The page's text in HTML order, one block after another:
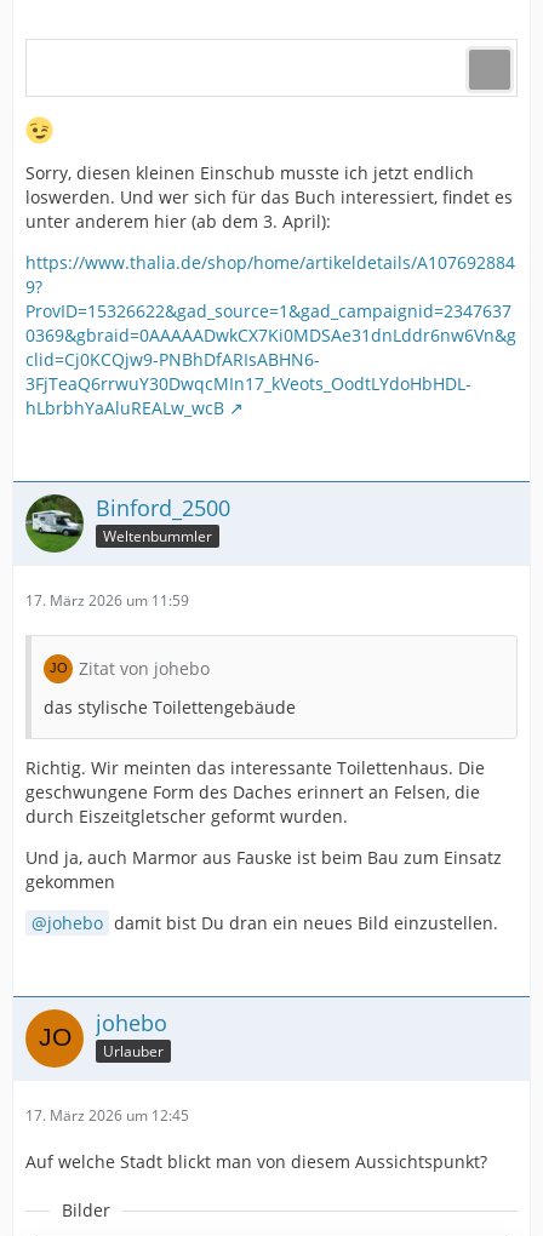
Sorry, diesen kleinen Einschub musste ich jetzt endlich
loswerden. Und wer sich für das Buch interessiert, findet es
unter anderem hier (ab dem 3. April):
https://www.thalia.de/shop/home/artikeldetails/A107692884
9?
ProvID=15326622&gad_source=1&gad_campaignid=2347637
0369&gbraid=0AAAAADwkCX7Ki0MDSAe31dnLddr6nw6Vn&g
clid=Cj0KCQjw9-PNBhDfARIsABHN6-
3FjTeaQ6rrwuY30DwqcMIn17_kVeots_OodtLYdoHbHDL-
hLbrbhYaAluREALw_wcB
Binford_2500
Weltenbummler
17. März 2026 um 11:59
Zitat von johebo
das stylische Toilettengebäude
Richtig. Wir meinten das interessante Toilettenhaus. Die
geschwungene Form des Daches erinnert an Felsen, die
durch Eiszeitgletscher geformt wurden.
Und ja, auch Marmor aus Fauske ist beim Bau zum Einsatz
gekommen
johebo damit bist Du dran ein neues Bild einzustellen.
johebo
Urlauber
17. März 2026 um 12:45
Auf welche Stadt blickt man von diesem Aussichtspunkt?
Bilder